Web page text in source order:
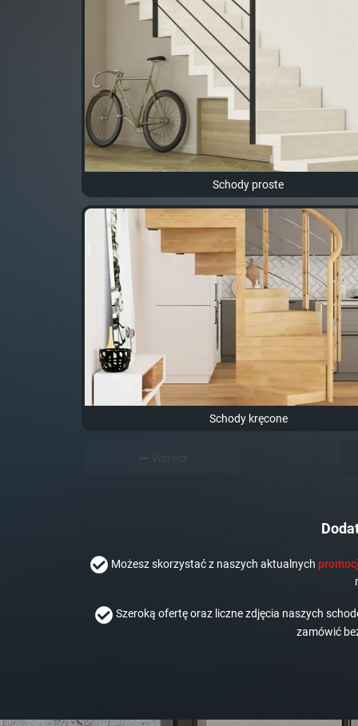
Schody proste
Schody kręcone
Możesz skorzystać z naszych aktualnych
Szeroką ofertę oraz liczne zdjęcia naszych
zamówić